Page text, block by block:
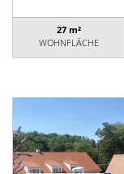
27 m²
WOHNFLÄCHE